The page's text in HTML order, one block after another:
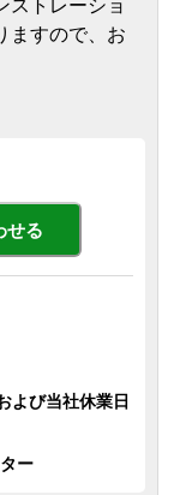
ストレーショ
ますので、お
せる
よび当社休業日
ー